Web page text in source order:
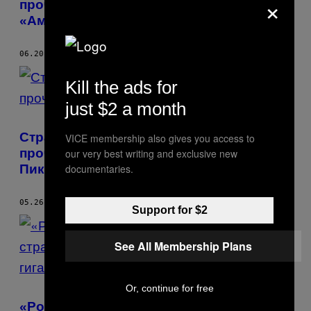
прочесть, если вам нравятся
«Американские боги».
06.20.17 ЛИНКОЛЬН МИШЕЛЬ
Странные книги, которые вы должны
прочесть, если вам нравится «Твин
Пикс»
05.26.17
«Рождённый» – это прекрасный
×
Kill the ads for
just $2 a month
VICE membership also gives you access to
our very best writing and exclusive new
documentaries.
Support for $2
See All Membership Plans
Or, continue for free